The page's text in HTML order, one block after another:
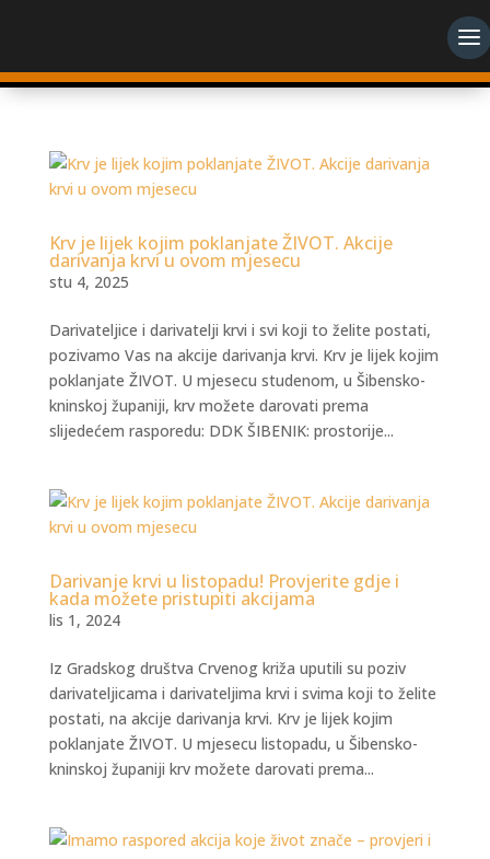
Krv je lijek kojim poklanjate ŽIVOT. Akcije
darivanja krvi u ovom mjesecu
stu 4, 2025
Darivateljice i darivatelji krvi i svi koji to želite postati,
pozivamo Vas na akcije darivanja krvi. Krv je lijek kojim
poklanjate ŽIVOT. U mjesecu studenom, u Šibensko-
kninskoj županiji, krv možete darovati prema
slijedećem rasporedu: DDK ŠIBENIK: prostorije...
Darivanje krvi u listopadu! Provjerite gdje i
kada možete pristupiti akcijama
lis 1, 2024
Iz Gradskog društva Crvenog križa uputili su poziv
darivateljicama i darivateljima krvi i svima koji to želite
postati, na akcije darivanja krvi. Krv je lijek kojim
poklanjate ŽIVOT. U mjesecu listopadu, u Šibensko-
kninskoj županiji krv možete darovati prema...